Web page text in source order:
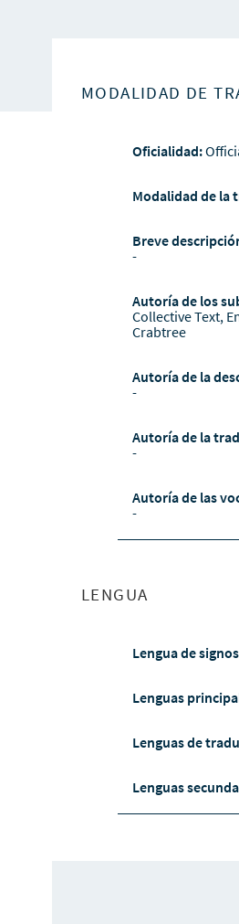
MODALIDAD DE
Oficialidad:
Modalidad de la
Breve
-
Autoría de los
Collective Text,
Crabtree
Autoría de la
-
Autoría de la
-
Autoría de las
-
LENGUA
Lengua de
Lenguas
Lenguas de
Lenguas